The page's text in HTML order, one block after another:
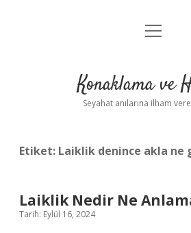
Anasayfa
Yasal Uyarı
menüyü
Konaklama ve
Seyahat anılarına ilham
Etiket: Laiklik denince akla ne
Laiklik Nedir Ne
Tarih: Eylül 16, 2024